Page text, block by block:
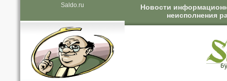
Saldo.ru
Новости
неисполнения